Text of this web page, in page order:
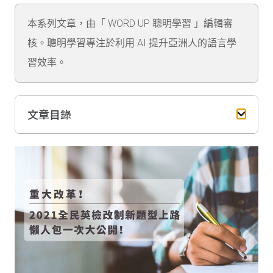
本系列文章，由「 WORD UP 聰明學習 」編輯審
核。聰明學習專注於利用 AI 提升亞洲人的語言學
習效率。
文章目錄